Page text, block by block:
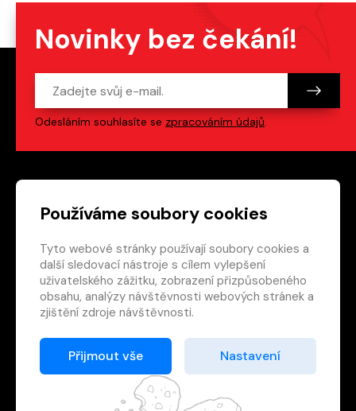
Používáme soubory cookies
Tyto webové stránky používají soubory cookies a
další sledovací nástroje s cílem vylepšení
uživatelského zážitku, zobrazení přizpůsobeného
obsahu, analýzy návštěvnosti webových stránek a
zjištění zdroje návštěvnosti.
Přijmout vše Nastavení
Novinky bez čekání!
Odesláním souhlasíte se zpracováním údajů.
Patička webu Odkazy na sociální
Vedlejší navigace
redakce@crew.cz
Ochrana soukromí
Nastavení cookies
E-shop
© 2026 Nakladatelství CREW s.r.o. Všechna práva